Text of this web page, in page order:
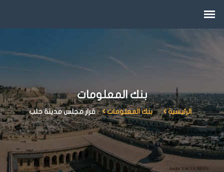
بنك المعلومات
الرئيسية بنك المعلومات قرار مجلس مدينة حلب